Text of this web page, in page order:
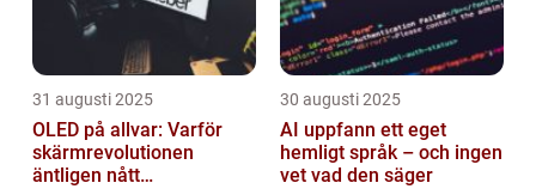
31 augusti 2025
OLED på allvar: Varför
skärmrevolutionen
äntligen nått
30 augusti 2025
AI uppfann ett eget
hemligt språk – och ingen
vet vad den säger